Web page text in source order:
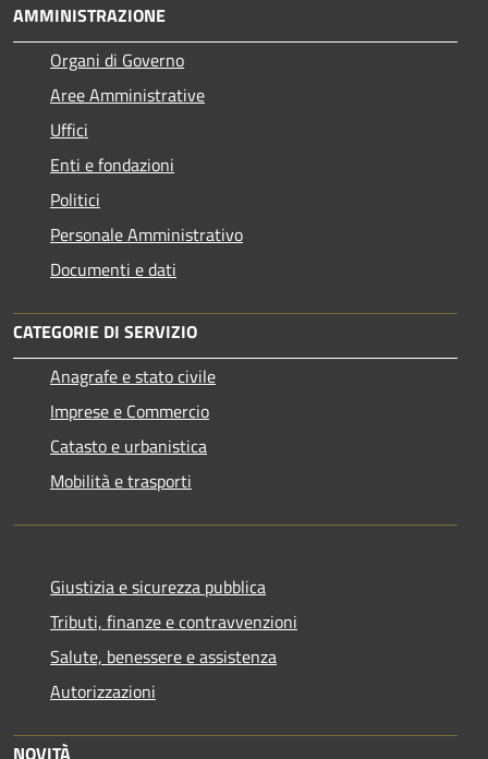
AMMINISTRAZIONE
Organi di Governo
Aree Amministrative
Uffici
Enti e fondazioni
Politici
Personale Amministrativo
Documenti e dati
CATEGORIE DI SERVIZIO
Anagrafe e stato civile
Imprese e Commercio
Catasto e urbanistica
Mobilità e trasporti
Giustizia e sicurezza pubblica
Tributi, finanze e contravvenzioni
Salute, benessere e assistenza
Autorizzazioni
NOVITÀ